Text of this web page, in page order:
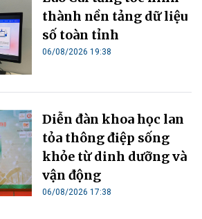
thành nền tảng dữ liệu
số toàn tỉnh
06/08/2026 19:38
Diễn đàn khoa học lan
tỏa thông điệp sống
khỏe từ dinh dưỡng và
vận động
06/08/2026 17:38